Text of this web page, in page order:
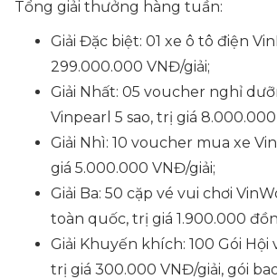
Tổng giải thưởng hàng tuần:
Giải Đặc biệt: 01 xe ô tô điện
299.000.000 VNĐ/giải;
Giải Nhất: 05 voucher nghỉ
Vinpearl 5 sao, trị giá
Giải Nhì: 10 voucher mua xe
giá 5.000.000 VNĐ/giải;
Giải Ba: 50 cặp vé vui chơi
toàn quốc, trị giá 1.900.000
Giải Khuyến khích: 100 Gói Hội
trị giá 300.000 VNĐ/giải, gói